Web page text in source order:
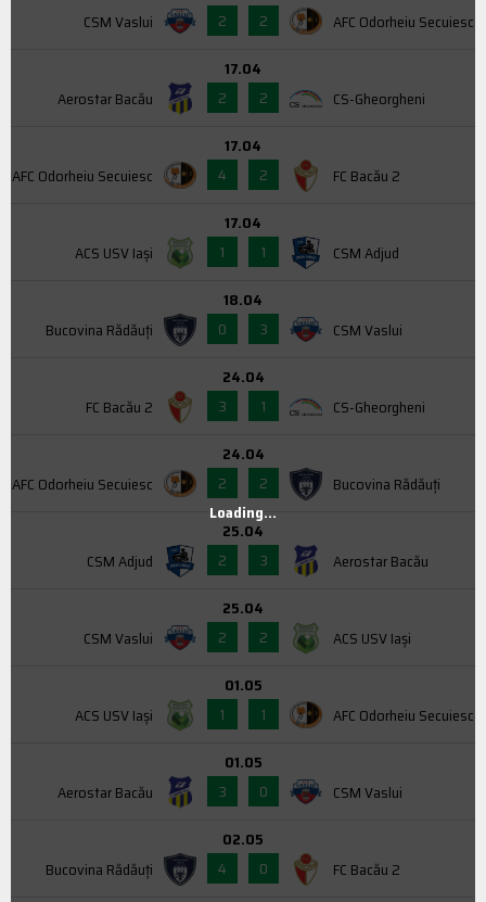
CSM Vaslui
2
2 AFC Odorheiu Secuiesc
Aerostar Bacău
17.04
2
2 CS-Gheorgheni
AFC Odorheiu Secuiesc
17.04
4
2 FC Bacău 2
ACS USV Iaşi
17.04
1
1 CSM Adjud
Bucovina Rădăuți
18.04
0
3 CSM Vaslui
FC Bacău 2
24.04
3
1 CS-Gheorgheni
AFC Odorheiu Secuiesc
24.04
2
2 Bucovina Rădăuți
CSM Adjud
25.04
2
3 Aerostar Bacău
CSM Vaslui
25.04
2
2 ACS USV Iaşi
ACS USV Iaşi
01.05
1
1 AFC Odorheiu Secuiesc
Aerostar Bacău
01.05
3
0 CSM Vaslui
Bucovina Rădăuți
02.05
4
0 FC Bacău 2
Loading...